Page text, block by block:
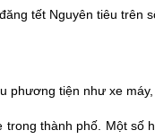
tết Nguyên tiêu trên
tiện như xe máy,
thành phố. Một số